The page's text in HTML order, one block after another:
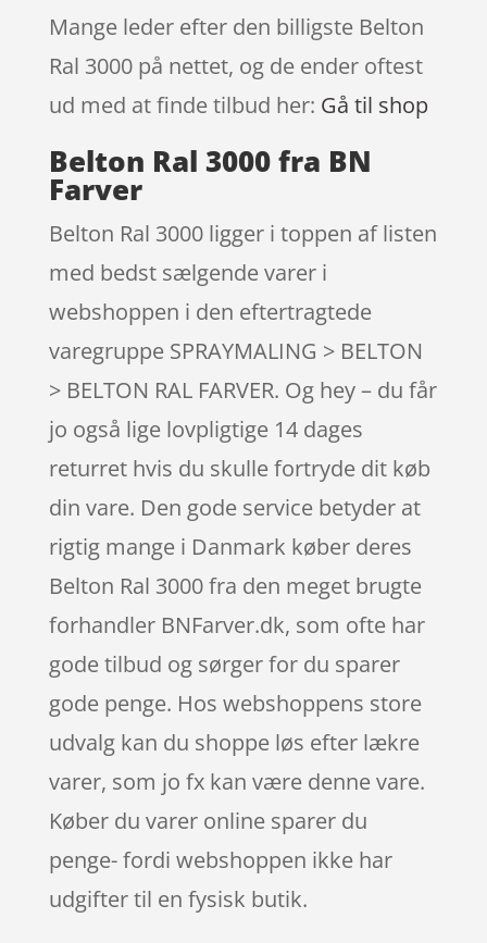
Mange leder efter den billigste Belton
Ral 3000 på nettet, og de ender oftest
ud med at finde tilbud her: Gå til shop
Belton Ral 3000 fra BN
Farver
Belton Ral 3000 ligger i toppen af listen
med bedst sælgende varer i
webshoppen i den eftertragtede
varegruppe SPRAYMALING > BELTON
> BELTON RAL FARVER. Og hey – du får
jo også lige lovpligtige 14 dages
returret hvis du skulle fortryde dit køb
din vare. Den gode service betyder at
rigtig mange i Danmark køber deres
Belton Ral 3000 fra den meget brugte
forhandler BNFarver.dk, som ofte har
gode tilbud og sørger for du sparer
gode penge. Hos webshoppens store
udvalg kan du shoppe løs efter lækre
varer, som jo fx kan være denne vare.
Køber du varer online sparer du
penge- fordi webshoppen ikke har
udgifter til en fysisk butik.